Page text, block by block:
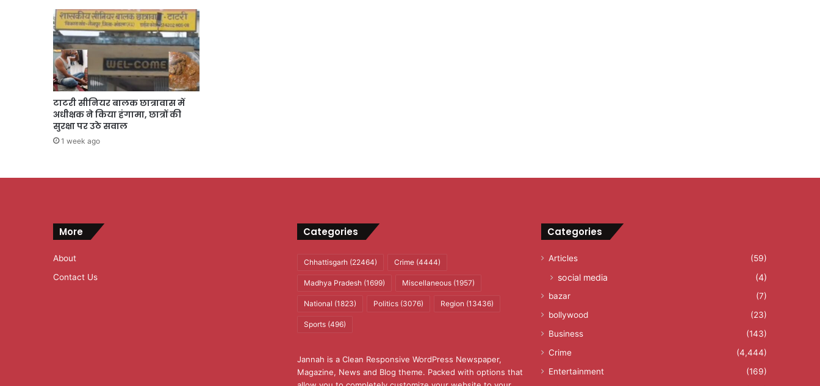
टाटरी सीनियर बालक छात्रावास में
अधीक्षक ने किया हंगामा, छात्रों की
सुरक्षा पर उठे सवाल
1 week ago
More
About
Contact Us
Categories
Chhattisgarh(22464) Crime(4444)
Madhya Pradesh(1699) Miscellaneous(1957)
National (1823) Politics(3076) Region (13436)
Sports(496)
Jannah is a Clean Responsive WordPress Newspaper,
Magazine, News and Blog theme. Packed with options that
Categories
Articles (59)
social media (4)
bazar
(7)
bollywood
(23)
Business
(143)
Crime
(4,444)
Entertainment
(169)